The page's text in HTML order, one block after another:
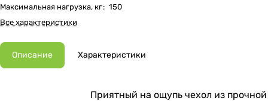
Максимальная нагрузка, кг: 150
Все характеристики
Описание Характеристики
Приятный на ощупь чехол из прочной